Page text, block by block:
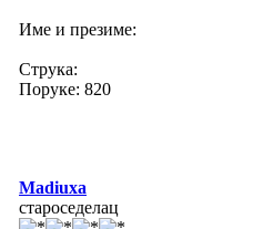
Име и презиме:
Струка:
Поруке: 820
Madiuxa
староседелац